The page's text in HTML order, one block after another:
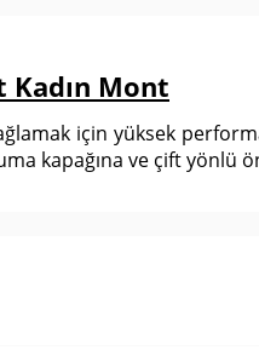
Mont
için yüksek
kapağına ve çift yönlü